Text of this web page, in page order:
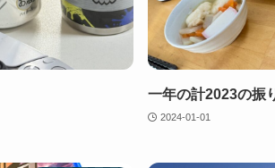
一年の計2023の振
2024-01-01